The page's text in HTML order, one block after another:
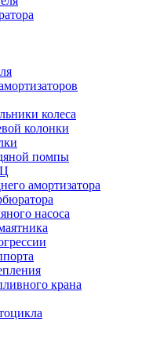
колеса
колонки
помпы
амортизатора
насоса
крана